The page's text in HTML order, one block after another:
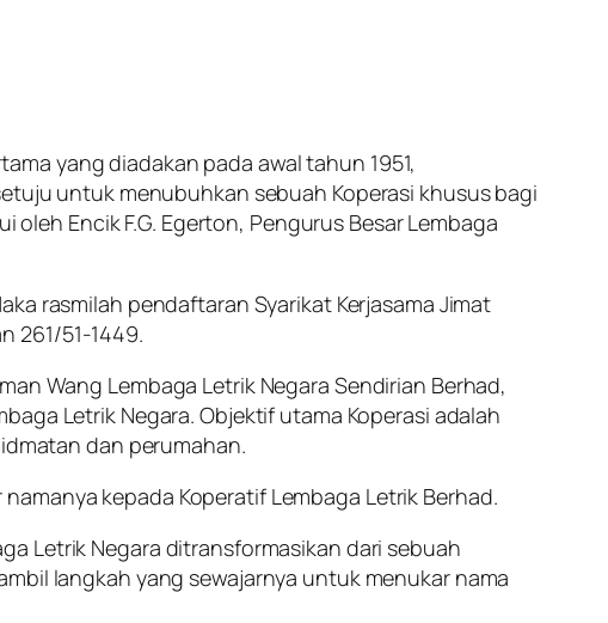
yang diadakan pada awal tahun 1951,
untuk menubuhkan sebuah Koperasi khusus bagi
Encik F.G. Egerton, Pengurus Besar Lembaga
rasmilah pendaftaran Syarikat Kerjasama Jimat
261/51-1449.
Wang Lembaga Letrik Negara Sendirian Berhad,
Letrik Negara. Objektif utama Koperasi adalah
dan perumahan.
kepada Koperatif Lembaga Letrik Berhad.
Letrik Negara ditransformasikan dari sebuah
langkah yang sewajarnya untuk menukar nama